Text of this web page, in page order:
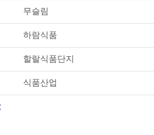
무슬림
하람식품
할랄식품단지
식품산업